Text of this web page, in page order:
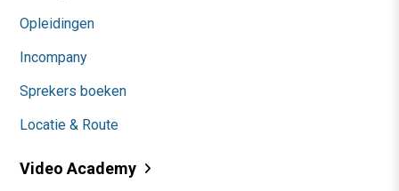
Opleidingen
Incompany
Sprekers boeken
Locatie & Route
Video Academy